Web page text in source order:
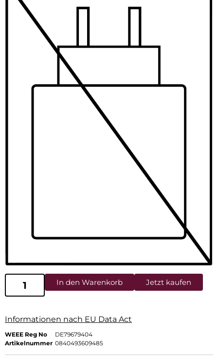
In den Warenkorb Jetzt kaufen
Informationen nach EU Data Act
WEEE Reg No
DE79679404
Artikelnummer 0840493609485